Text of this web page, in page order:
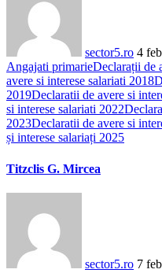
sector5.ro 4
Angajati primarieDeclarații de
avere si interese salariati 2018
2019Declaratii de avere si
si interese salariati 2022
2023Declaratii de avere si
și interese salariați 2025
Titzclis G. Mircea
sector5.ro 7